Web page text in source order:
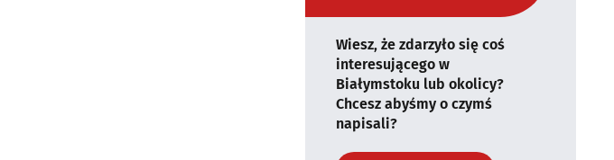
Wiesz, że zdarzyło się coś
interesującego w
Białymstoku lub okolicy?
Chcesz abyśmy o czymś
napisali?